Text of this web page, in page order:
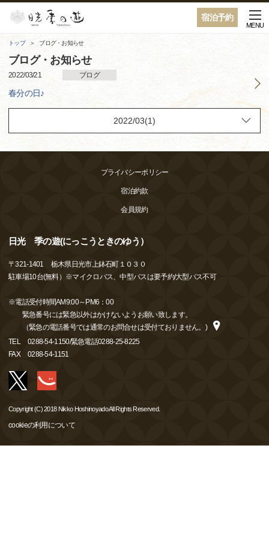
宿泊予約
MENU
トップ ブログ・お知らせ
ブログ・お知らせ
2022/03/21 ブログ
春分の日♪
プライバシーポリシー
宿泊約款
会員規約
日光 季の遊(にっこうときのゆう）
〒321-1401
栃木県日光市上鉢石町１０３０
駐車場10台(無料）※マイクロバス、中型バスは要予約/大型バス不可
※電話受付時間AM9:00～PM6：00
緊急番号には緊急以外はかけないようお願い致します。
（緊急の電話番号では通常のお問合せは受付ておりません。)
TEL
0288-54-1150/緊急電話0288-25-8225
FAX
0288-54-1151
Copyright (C) 2018 Nikko Hoshinoyado All Rights Reserved.
cookieの利用について